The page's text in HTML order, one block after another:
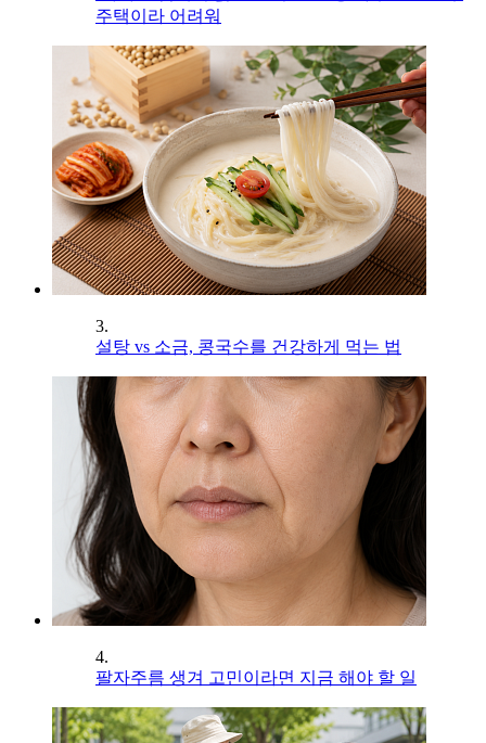
주택이라 어려워
3.
설탕 vs 소금, 콩국수를 건강하게 먹는 법
4.
팔자주름 생겨 고민이라면 지금 해야 할 일